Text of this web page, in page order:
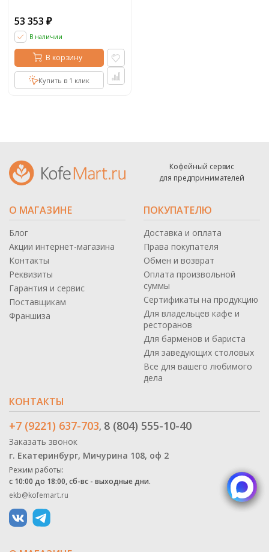
53 353 ₽
В наличии
В корзину
Купить в 1 клик
Кофейный сервис
для предпринимателей
О МАГАЗИНЕ
Блог
Акции интернет-магазина
Контакты
Реквизиты
Гарантия и сервис
Поставщикам
Франшиза
ПОКУПАТЕЛЮ
Доставка и оплата
Права покупателя
Обмен и возврат
Оплата произвольной
суммы
Сертификаты на продукцию
Для владельцев кафе и
ресторанов
Для барменов и бариста
Для заведующих столовых
Все для вашего любимого
дела
КОНТАКТЫ
+7 (9221) 637-703, 8 (804) 555-10-40
Заказать звонок
г. Екатеринбург, Мичурина 108, оф 2
Режим работы:
с 10:00 до 18:00, сб-вс - выходные дни.
ekb@kofemart.ru